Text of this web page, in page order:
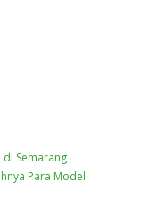
di Semarang
Para Model